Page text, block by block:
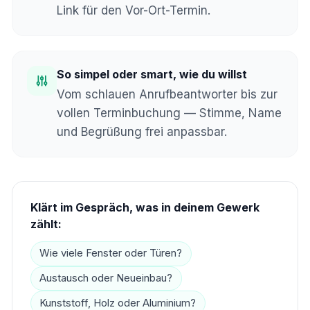
Link für den Vor-Ort-Termin.
So simpel oder smart, wie du willst
Vom schlauen Anrufbeantworter bis zur
vollen Terminbuchung — Stimme, Name
und Begrüßung frei anpassbar.
Klärt im Gespräch, was in deinem Gewerk
zählt:
Wie viele Fenster oder Türen?
Austausch oder Neueinbau?
Kunststoff, Holz oder Aluminium?